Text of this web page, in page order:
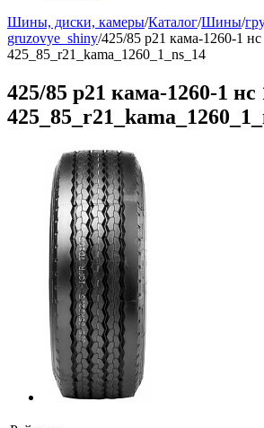
Шины, диски, камеры/Каталог/Шины/
gruzovye_shiny/425/85 р21 кама-1260-1 нс
425_85_r21_kama_1260_1_ns_14
425/85 р21 кама-1260-1 нс